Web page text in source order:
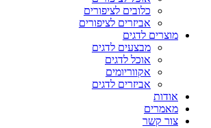
כלובים לציפורים
אביזרים לציפורים
מוצרים לדגים
מבצעים לדגים
אוכל לדגים
אקווריומים
אביזרים לדגים
אודות
מאמרים
צור קשר